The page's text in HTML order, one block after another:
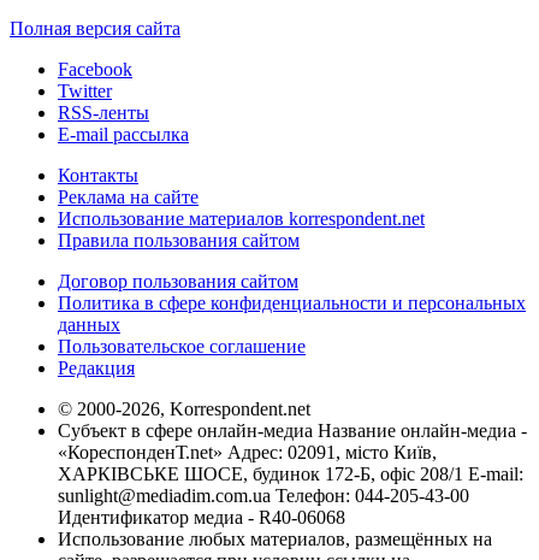
Полная версия сайта
Facebook
Twitter
RSS-ленты
E-mail рассылка
Контакты
Реклама на сайте
Использование материалов korrespondent.net
Правила пользования сайтом
Договор пользования сайтом
Политика в сфере конфиденциальности и персональных
данных
Пользовательское соглашение
Редакция
© 2000-2026, Korrespondent.net
Субъект в сфере онлайн-медиа Название онлайн-медиа -
«КореспонденТ.net» Адрес: 02091, місто Київ,
ХАРКІВСЬКЕ ШОСЕ, будинок 172-Б, офіс 208/1 E-mail:
sunlight@mediadim.com.ua Телефон: 044-205-43-00
Идентификатор медиа - R40-06068
Использование любых материалов, размещённых на